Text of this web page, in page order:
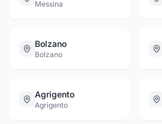
Messina
Bolzano
Bolzano
Agrigento
Agrigento